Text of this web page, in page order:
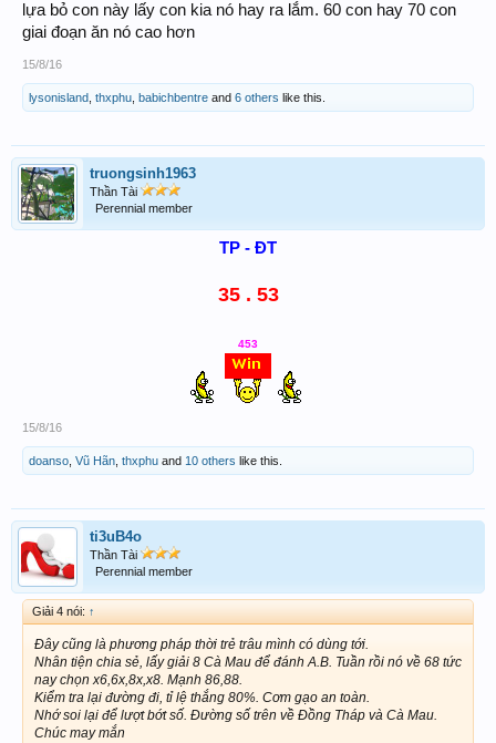
lựa bỏ con này lấy con kia nó hay ra lắm. 60 con hay 70 con
giai đoạn ăn nó cao hơn
15/8/16
lysonisland thxphu babichbentre and 6 others like this.
truongsinh1963
Thần Tài
Perennial member
TP - ĐT
35 . 53
453
15/8/16
doanso Vũ Hãn thxphu and 10 others like this.
ti3uB4o
Thần Tài
Perennial member
Giải 4 nói: ↑
Đây cũng là phương pháp thời trẻ trâu mình có dùng tới.
Nhân tiện chia sẻ, lấy giải 8 Cà Mau để đánh A.B. Tuần rồi nó về 68 tức
nay chọn x6,6x,8x,x8. Mạnh 86,88.
Kiểm tra lại đường đi, tỉ lệ thắng 80%. Cơm gạo an toàn.
Nhớ soi lại để lượt bớt số. Đường số trên về Đồng Tháp và Cà Mau.
Chúc may mắn